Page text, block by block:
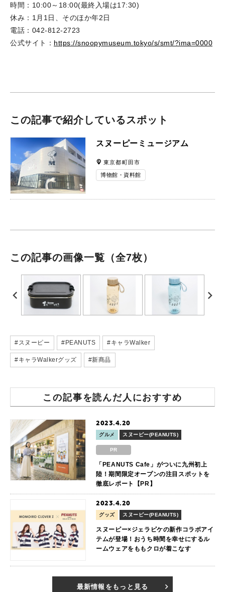
時間：10:00～18:00(最終入場は17:30)
休み：1月1日、そのほか年2日
電話：042-812-2723
公式サイト： https://snoopymuseum.tokyo/s/smt/?ima=0000
この記事で紹介しているスポット
スヌーピーミュージアム
東京都町田市
博物館・資料館
この記事の画像一覧 （全7枚）
#スヌーピー #PEANUTS #キャラWalker
#キャラWalkerグッズ #新商品
この記事を読んだ人におすすめ
2023.4.20
グルメ スヌーピー(PEANUTS)
PR
「PEANUTS Cafe」がついに九州初上
陸！期間限定オープンの注目スポットを
徹底レポート【PR】
2023.4.20
グッズ スヌーピー(PEANUTS)
スヌーピー×ジェラピケの新作コラボアイ
テムが登場！おうち時間を幸せにするル
ームウェアをももクロが着こなす
最新情報をもっと見る